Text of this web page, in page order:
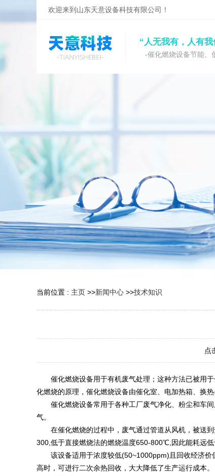
欢迎来到山东天意设备科技有限公司！
“人无我有，人有
-催化燃烧设备节能、
当前位置 : 主页 >>新闻中心 >>技术知识
点
催化燃烧设备用于有机废气处理；这种方法已被用于
化燃烧的原理，催化燃烧设备由催化室、电加热箱、换热
催化燃烧设备常用于各种工厂废气净化、粉尘和车间
气。
在催化燃烧的过程中，废气通过管道从风机，被送到
300,低于直接燃烧法的燃烧温度650-800℃,因此能耗远低
该设备适用于浓度较低(50~1000ppm)且回收经济价
高时，可进行二次余热回收，大大降低了生产运行成本。